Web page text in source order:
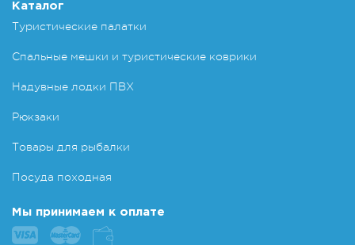
Каталог
Туристические палатки
Спальные мешки и туристические коврики
Надувные лодки ПВХ
Рюкзаки
Товары для рыбалки
Посуда походная
Мы принимаем к оплате